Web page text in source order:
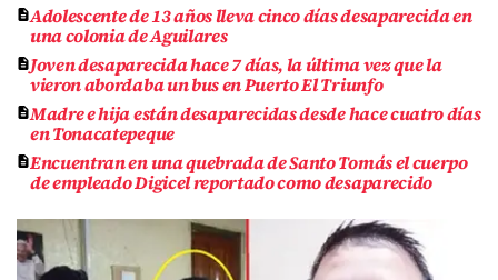
Adolescente de 13 años lleva cinco días desaparecida en
una colonia de Aguilares
Joven desaparecida hace 7 días, la última vez que la
vieron abordaba un bus en Puerto El Triunfo
Madre e hija están desaparecidas desde hace cuatro días
en Tonacatepeque
Encuentran en una quebrada de Santo Tomás el cuerpo
de empleado Digicel reportado como desaparecido